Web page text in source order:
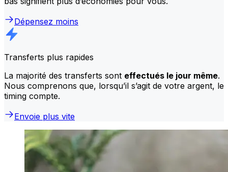
Dépensez moins
Transferts plus rapides
La majorité des transferts sont effectués le jour même.
Nous comprenons que, lorsqu’il s’agit de votre argent, le
timing compte.
Envoie plus vite